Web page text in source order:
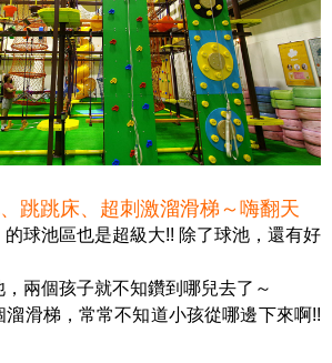
跳跳床、超刺激溜滑梯～嗨翻天
的球池區也是超級大!! 除了球池，還有好
兩個孩子就不知鑽到哪兒去了～
滑梯，常常不知道小孩從哪邊下來啊!!